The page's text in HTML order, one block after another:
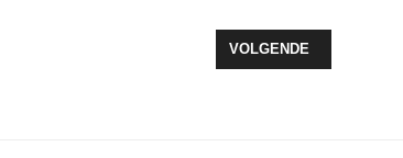
ELKAAR VOLGENDE ARTIKEL:
VOLGENDE